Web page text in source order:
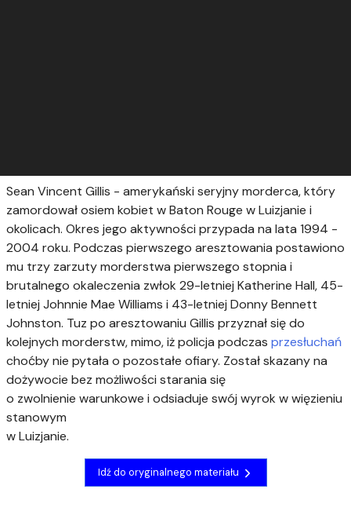
Sean Vincent Gillis - amerykański seryjny morderca, który
zamordował osiem kobiet w Baton Rouge w Luizjanie i
okolicach. Okres jego aktywności przypada na lata 1994 -
2004 roku. Podczas pierwszego aresztowania postawiono
mu trzy zarzuty morderstwa pierwszego stopnia i
brutalnego okaleczenia zwłok 29-letniej Katherine Hall, 45-
letniej Johnnie Mae Williams i 43-letniej Donny Bennett
Johnston. Tuz po aresztowaniu Gillis przyznał się do
kolejnych morderstw, mimo, iż policja podczas przesłuchań
choćby nie pytała o pozostałe ofiary. Został skazany na
dożywocie bez możliwości starania się
o zwolnienie warunkowe i odsiaduje swój wyrok w więzieniu
stanowym
w Luizjanie.
Idź do oryginalnego materiału